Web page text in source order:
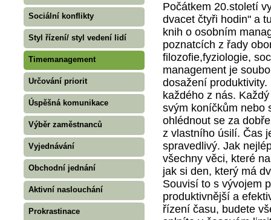
Sociální konflikty
Styl řízení/ styl vedení lidí
Timemanagement
Určování priorit
Úspěšná komunikace
Výběr zaměstnanců
Vyjednávání
Obchodní jednání
Aktivní naslouchání
Prokrastinace
Počátkem 20.století
dvacet čtyři hodin" a
knih o osobním
poznatcích z řady
filozofie,fyziologie,
management je
dosažení
každého z nás.
svým koníčkům nebo
ohlédnout se za
z vlastního úsilí. Čas
spravedlivý. Jak
všechny věci, které
jak si den, který má
Souvisí to s vývojem
produktivnější a
řízení času, budete